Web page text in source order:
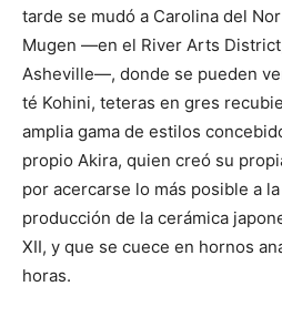
tarde se mudó a Carolina del
Mugen —en el River Arts
Asheville—, donde se pueden
té Kohini, teteras en gres
amplia gama de estilos
propio Akira, quien creó su
por acercarse lo más posible a
producción de la cerámica
XII, y que se cuece en hornos
horas.